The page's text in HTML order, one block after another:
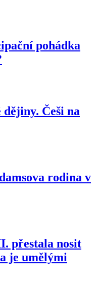
pohádka
Češi na
rodina v
přestala nosit
je umělými